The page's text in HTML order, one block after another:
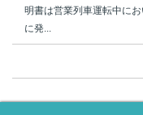
明書は営業列車運転中に
に発...